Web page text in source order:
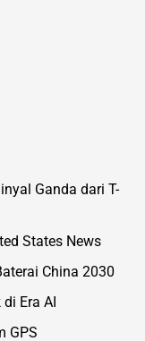
Ganda dari T-
States News
China 2030
Era AI
GPS